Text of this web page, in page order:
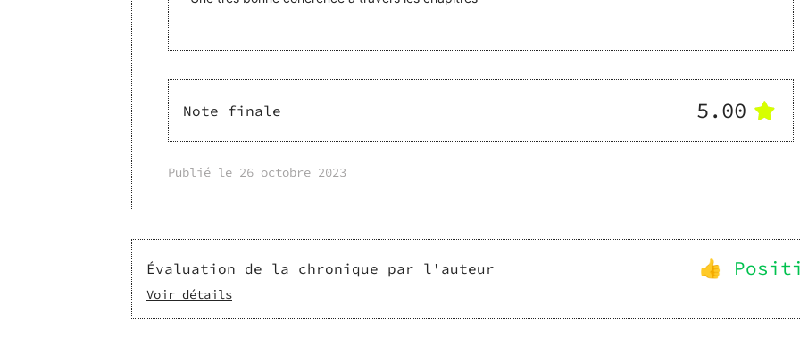
Note finale 5.00
Publié le 26 octobre 2023
Évaluation de la chronique par l'auteur 👍
Voir détails